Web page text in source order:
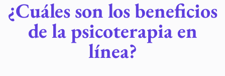
¿Cuáles son los beneficios
de la psicoterapia en
línea?